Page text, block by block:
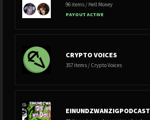
96 items / Hell Money
PAYOUT ACTIVE
CRYPTO VOICES
357 items / Crypto Voices
EINUNDZWANZIGPODCAST